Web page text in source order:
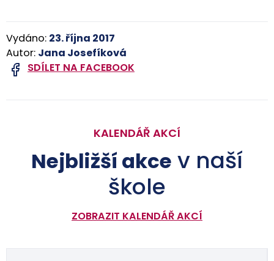
SDÍLET NA FACEBOOK
Vydáno: 23. října 2017
Autor: Jana Josefíková
KALENDÁŘ AKCÍ
Nejbližší akce v naší
škole
ZOBRAZIT KALENDÁŘ AKCÍ